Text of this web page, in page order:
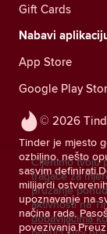
© 2026
Tinder je mjesto
ozbiljno, nešto
sasvim
milijardi
upoznavanje na
načina rada,
Gift Cards
Nabavi
App Store
Google Play
Cijenimo tvoju
tragače za
pružanje
aktivnosti na
dobavljačima